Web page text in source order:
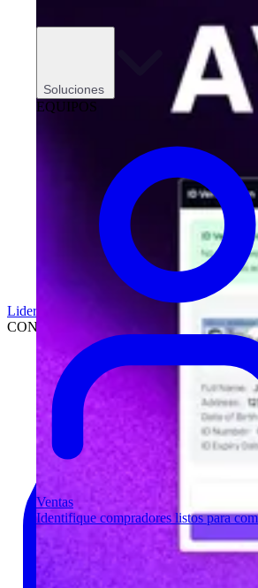
Soluciones
EQUIPOS
Ventas
Identifique compradores listos para
Liderazgo
CONCESIONARIOS